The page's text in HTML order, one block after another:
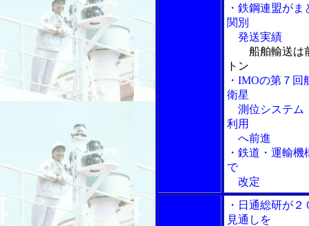
・鉄鋼連盟が
関別
発送実績
船舶輸送は
トン
・IMOの第７
衛星
測位システム
利用
へ前進
・鉄道・運輸
で
改定
・日通総研が
見通しを